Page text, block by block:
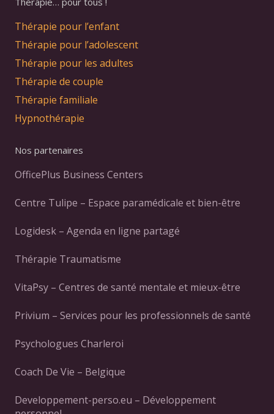
Thérapie pour l’enfant
Thérapie pour l’adolescent
Thérapie pour les adultes
Thérapie de couple
Thérapie familiale
Hypnothérapie
Nos partenaires
OfficePlus Business Centers
Centre Tulipe – Espace paramédicale et bien-être
Logidesk – Agenda en ligne partagé
Thérapie Traumatisme
VitaPsy – Centres de santé mentale et mieux-être
Privium – Services pour les professionnels de santé
Psychologues Charleroi
Coach De Vie – Belgique
Developpement-perso.eu – Développement